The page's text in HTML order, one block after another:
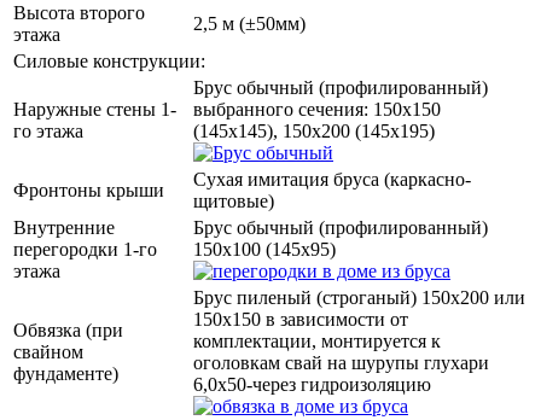
Высота второго
этажа
2,5 м (±50мм)
Силовые конструкции:
Наружные стены 1-
го этажа
Брус обычный (профилированный)
выбранного сечения: 150х150
(145х145), 150х200 (145х195)
Фронтоны крыши
Сухая имитация бруса (каркасно-
щитовые)
Внутренние
перегородки 1-го
этажа
Брус обычный (профилированный)
150х100 (145х95)
Обвязка (при
свайном
фундаменте)
Брус пиленый (строганый) 150х200 или
150х150 в зависимости от
комплектации, монтируется к
оголовкам свай на шурупы глухари
6,0х50-через гидроизоляцию